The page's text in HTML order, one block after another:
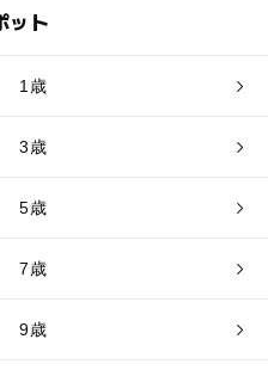
ット
1歳
3歳
5歳
7歳
9歳